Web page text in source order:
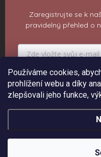
Používáme cookies,
prohlížení webu a díky
zlepšovali jeho funkce,
Zaregistrujte se k
pravidelný přehled o
Copyright 2026ePiPí - Prodejna